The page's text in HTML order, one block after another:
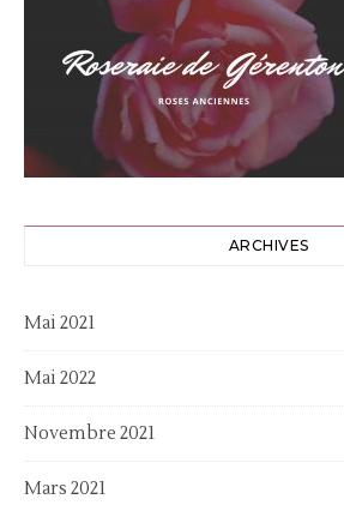
ARCHIVES
Mai 2021
Mai 2022
Novembre 2021
Mars 2021